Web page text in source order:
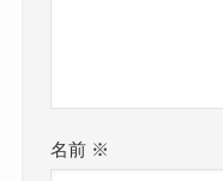
名前 ※